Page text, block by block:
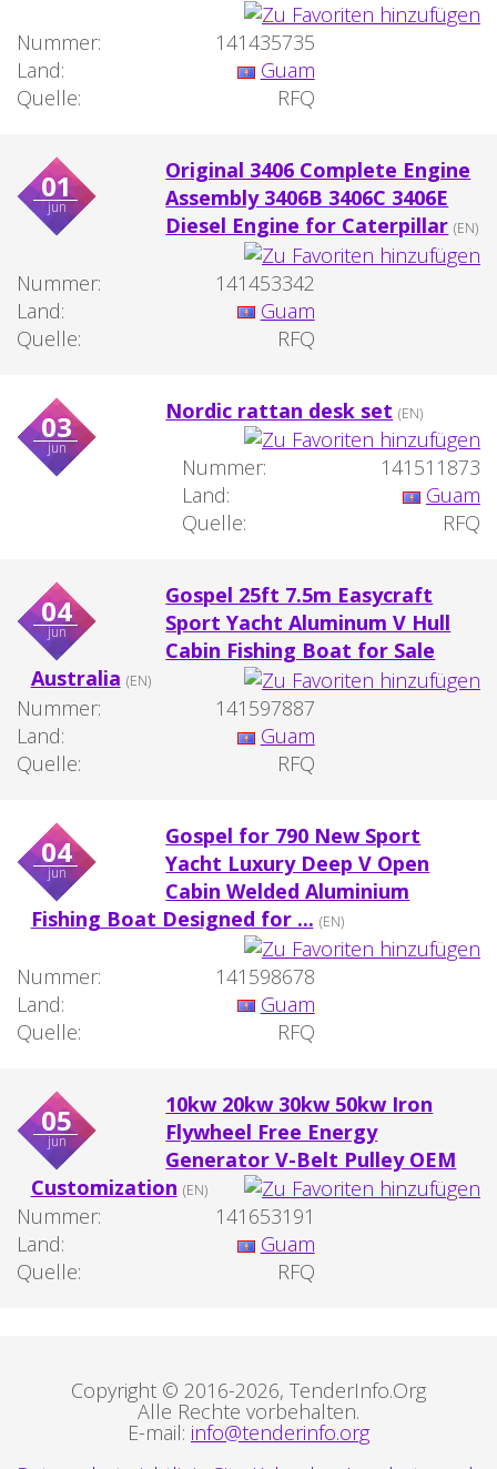
Nummer:
141435735
Land:
Guam
Quelle:
RFQ
01
jun
Original 3406 Complete Engine
Assembly 3406B 3406C 3406E
Diesel Engine for Caterpillar (EN)
Nummer:
141453342
Land:
Guam
Quelle:
RFQ
03
jun
Nordic rattan desk set (EN)
Nummer:
141511873
Land:
Guam
Quelle:
RFQ
04
jun
Gospel 25ft 7.5m Easycraft
Sport Yacht Aluminum V Hull
Cabin Fishing Boat for Sale
Australia (EN)
Nummer:
141597887
Land:
Guam
Quelle:
RFQ
04
jun
Gospel for 790 New Sport
Yacht Luxury Deep V Open
Cabin Welded Aluminium
Fishing Boat Designed for ... (EN)
Nummer:
141598678
Land:
Guam
Quelle:
RFQ
05
jun
10kw 20kw 30kw 50kw Iron
Flywheel Free Energy
Generator V-Belt Pulley OEM
Customization (EN)
Nummer:
141653191
Land:
Guam
Quelle:
RFQ
Copyright © 2016-2026, TenderInfo.Org
Alle Rechte vorbehalten.
E-mail: info@tenderinfo.org